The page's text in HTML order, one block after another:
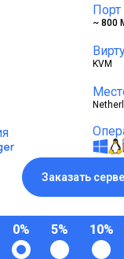
Порт
~ 800
KVM
Заказать
0% 5% 10%